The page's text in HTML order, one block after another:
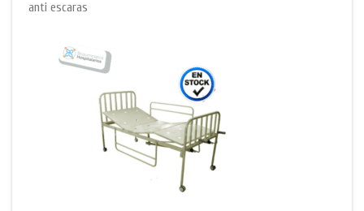
anti escaras